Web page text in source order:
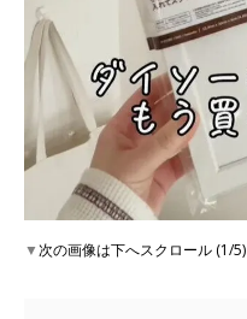
▼次の画像は下へスクロール (1/5)